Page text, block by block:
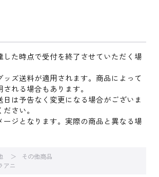
た時点で受付を終了させていただく場
ズ送料が適用されます。商品によって
れる場合もあります。
は予告なく変更になる場合がございま
さい。
ジとなります。実際の商品と異なる場
その他商品
アニ